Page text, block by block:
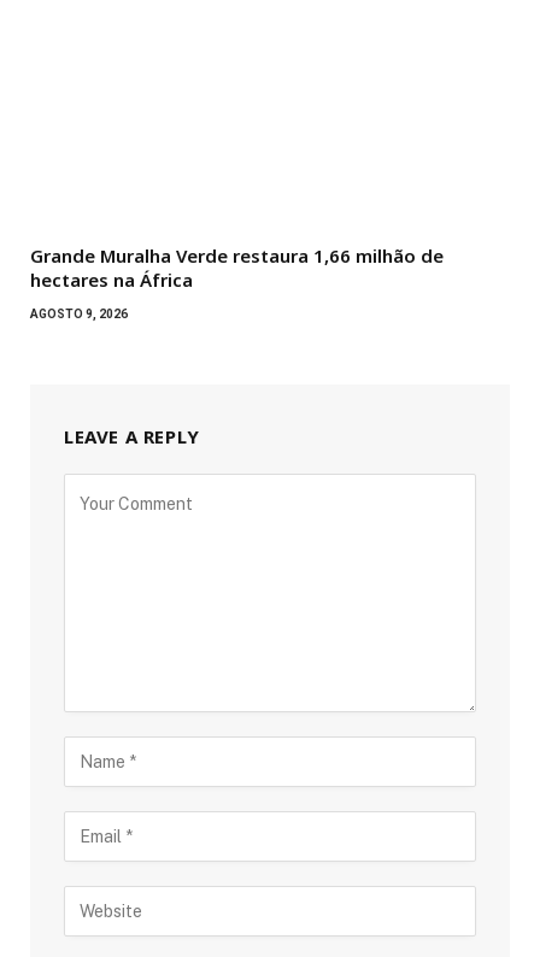
Grande Muralha Verde restaura 1,66 milhão de
hectares na África
AGOSTO 9, 2026
LEAVE A REPLY